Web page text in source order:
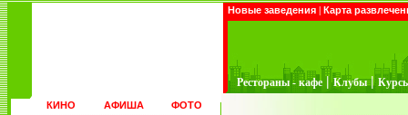
Новые заведения | Карта
Рестораны - кафе | Клубы |
КИНО АФИША ФОТО